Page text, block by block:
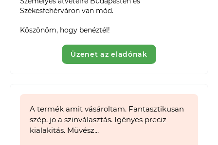
Székesfehérváron van mód.
Köszönöm, hogy benéztél!
Üzenet az eladónak
A termék amit vásároltam. Fantasztikusan
szép. jo a szinválasztás. Igényes preciz
kialakitás. Müvész...